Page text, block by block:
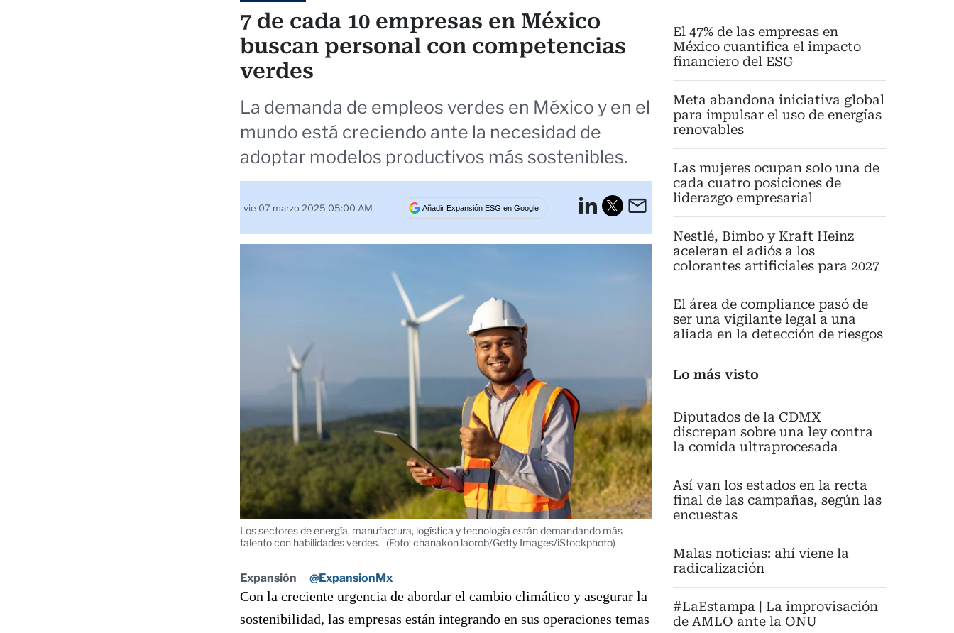
El 47% de las empresas en
México cuantifica el impacto
financiero del ESG
Meta abandona iniciativa global
para impulsar el uso de energías
renovables
Las mujeres ocupan solo una de
cada cuatro posiciones de
liderazgo empresarial
Nestlé, Bimbo y Kraft Heinz
aceleran el adiós a los
colorantes artificiales para 2027
El área de compliance pasó de
ser una vigilante legal a una
aliada en la detección de riesgos
Lo más visto
Diputados de la CDMX
discrepan sobre una ley contra
la comida ultraprocesada
Así van los estados en la recta
final de las campañas, según las
encuestas
Malas noticias: ahí viene la
radicalización
#LaEstampa | La improvisación
de AMLO ante la ONU
7 de cada 10 empresas en México
buscan personal con competencias
verdes
La demanda de empleos verdes en México y en el
mundo está creciendo ante la necesidad de
adoptar modelos productivos más sostenibles.
vie 07 marzo 2025 05:00 AM Añadir Expansión ESG en Google
LinkedInEmail
Los sectores de energía, manufactura, logística y tecnología están demandando más
talento con habilidades verdes.
(Foto: chanakon laorob/Getty Images/iStockphoto)
Expansión @ExpansionMx
Con la creciente urgencia de abordar el cambio climático y asegurar la
sostenibilidad, las empresas están integrando en sus operaciones temas